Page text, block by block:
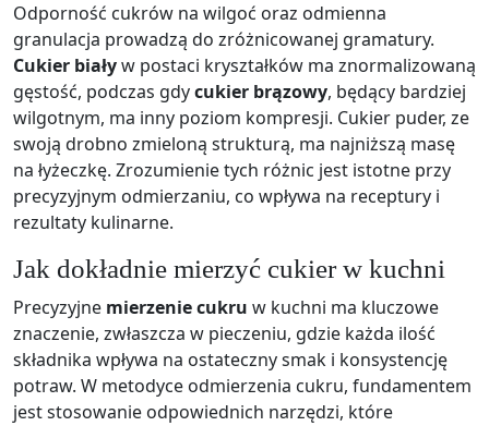
Odporność cukrów na wilgoć oraz odmienna
granulacja prowadzą do zróżnicowanej gramatury.
Cukier białyw postaci kryształków ma znormalizowaną
gęstość, podczas gdycukier brązowy, będący bardziej
wilgotnym, ma inny poziom kompresji. Cukier puder, ze
swoją drobno zmieloną strukturą, ma najniższą masę
na łyżeczkę. Zrozumienie tych różnic jest istotne przy
precyzyjnym odmierzaniu, co wpływa na receptury i
rezultaty kulinarne.
Jak dokładnie mierzyć cukier w kuchni
Precyzyjne mierzenie cukru w kuchni ma kluczowe
znaczenie, zwłaszcza w pieczeniu, gdzie każda ilość
składnika wpływa na ostateczny smak i konsystencję
potraw. W metodyce odmierzenia cukru, fundamentem
jest stosowanie odpowiednich narzędzi, które